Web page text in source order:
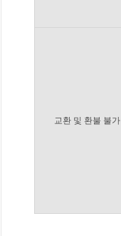
교환 및 환불 불가